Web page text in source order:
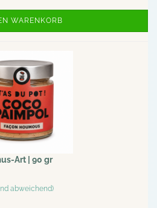
WARENKORB
Art | 90 gr
abweichend)